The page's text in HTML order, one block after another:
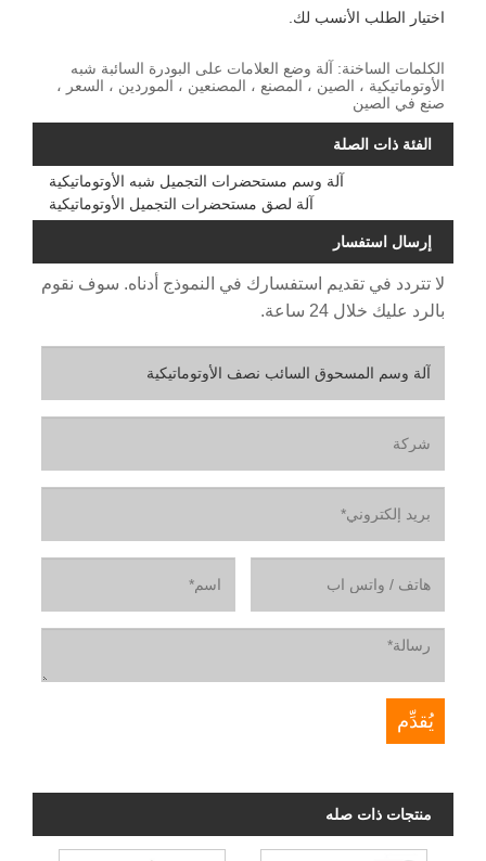
اختيار الطلب الأنسب لك.
الكلمات الساخنة: آلة وضع العلامات على البودرة السائبة شبه
الأوتوماتيكية ، الصين ، المصنع ، المصنعين ، الموردين ، السعر ،
صنع في الصين
الفئة ذات الصلة
آلة وسم مستحضرات التجميل شبه الأوتوماتيكية
آلة لصق مستحضرات التجميل الأوتوماتيكية
إرسال استفسار
لا تتردد في تقديم استفسارك في النموذج أدناه. سوف نقوم
بالرد عليك خلال 24 ساعة.
منتجات ذات صله